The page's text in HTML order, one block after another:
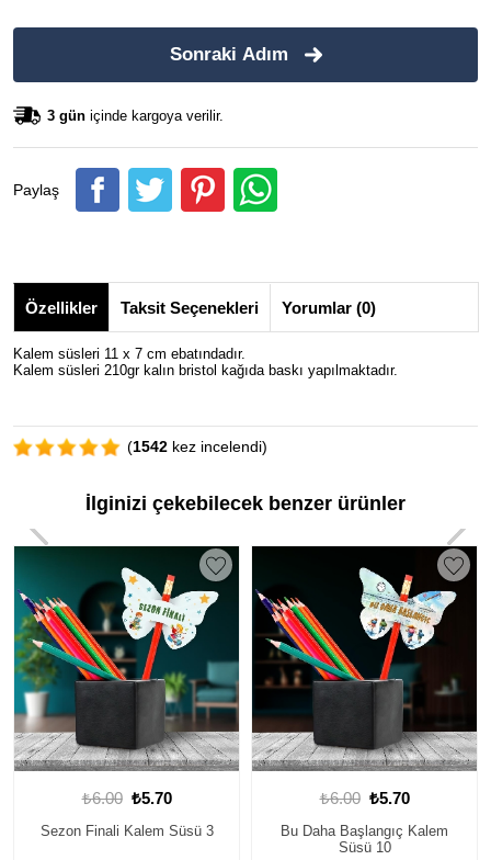
Sonraki Adım
3 gün içinde kargoya verilir.
Paylaş
Özellikler Taksit Seçenekleri Yorumlar (0)
Kalem süsleri 11 x 7 cm ebatındadır.
Kalem süsleri 210gr kalın bristol kağıda baskı yapılmaktadır.
(1542 kez incelendi)
İlginizi çekebilecek benzer ürünler
₺6.00 ₺5.70
Bu Daha Başlangıç Kalem
₺6.00 ₺5.70
Sınıfına Hoş Geldin Kalem
Süsü 10